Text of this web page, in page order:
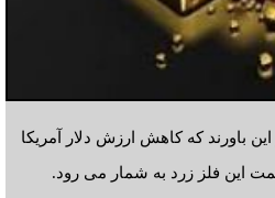
باورند که کاهش ارزش دلار آمریکا
این فلز زرد به شمار می رود.